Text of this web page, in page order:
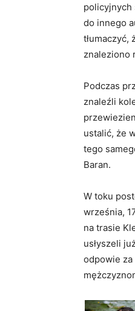
policyjnych
do innego
tłumaczyć,
znaleziono
Podczas
znaleźli
ustalić, że
tego
Baran.
W toku
września,
na trasie
usłyszeli
odpowie